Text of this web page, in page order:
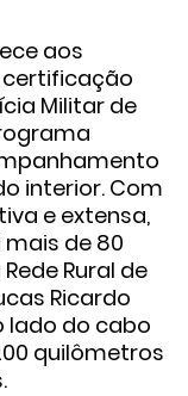
aos
Militar de
interior. Com
e extensa,
mais de 80
Rural de
Ricardo
lado do cabo
quilômetros